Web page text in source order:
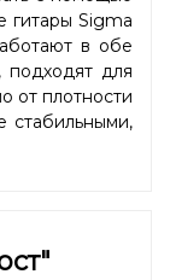
гитары Sigma
в обе
для
от плотности
стабильными,